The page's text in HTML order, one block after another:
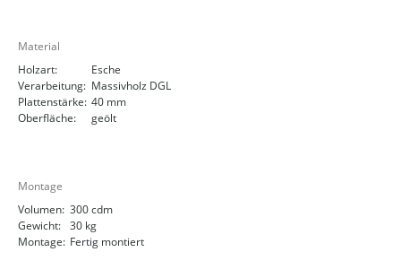
Material
Holzart:
Esche
Verarbeitung: Massivholz DGL
Plattenstärke: 40 mm
Oberfläche:
geölt
Montage
Volumen: 300 cdm
Gewicht: 30 kg
Montage: Fertig montiert